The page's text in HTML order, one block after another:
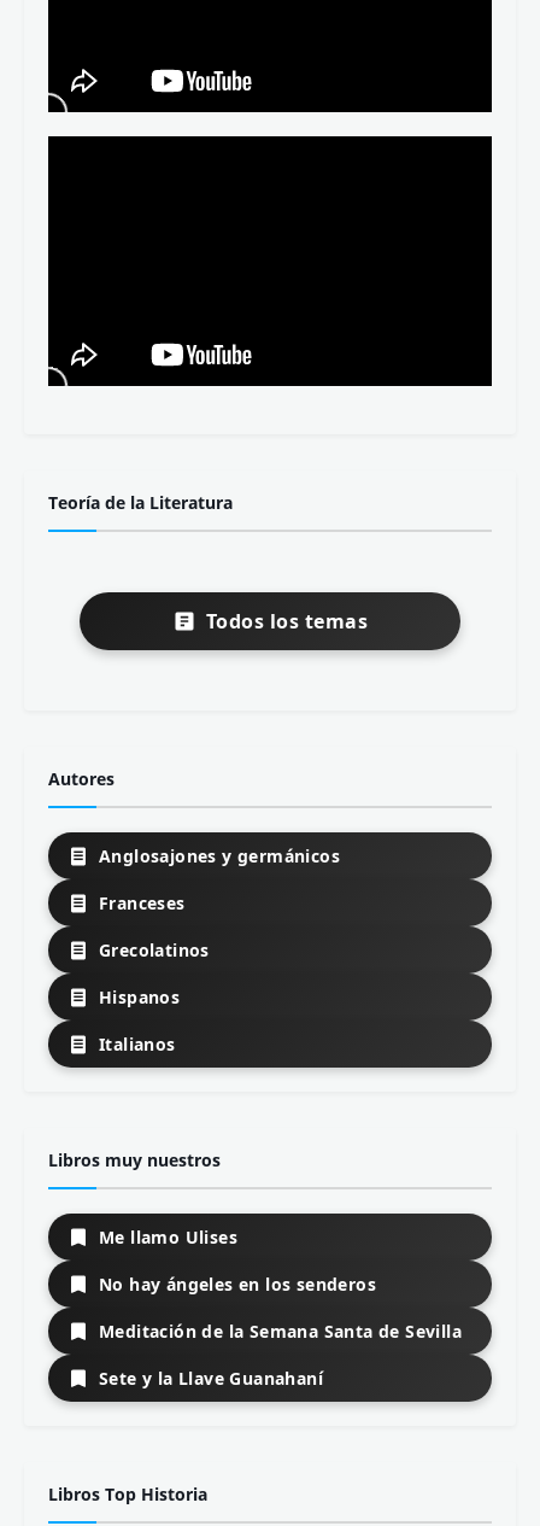
Teoría de la Literatura
Todos los temas
Autores
Anglosajones y germánicos
Franceses
Grecolatinos
Hispanos
Italianos
Libros muy nuestros
Me llamo Ulises
No hay ángeles en los senderos
Meditación de la Semana Santa de Sevilla
Sete y la Llave Guanahaní
Libros Top Historia